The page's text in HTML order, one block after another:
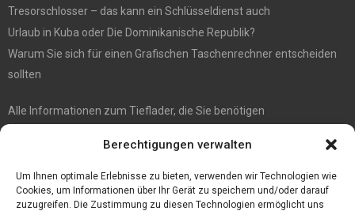
Berechtigungen verwalten
Um Ihnen optimale Erlebnisse zu bieten, verwenden wir Technologien wie
Cookies, um Informationen über Ihr Gerät zu speichern und/oder darauf
zuzugreifen. Die Zustimmung zu diesen Technologien ermöglicht uns
Tresorschlosser – das kann ein Schlüsseldienst auch
Urlaub in Kuba oder Die Dominikanische Republik?
Warum Sie sich für einen Grafischen Taschenrechner entscheiden
sollten
Alle Informationen zum Tieflader, die Sie benötigen
Die Kerbl Taon X Bremsenfalle für jeden Pferdehalter
Die Moderne Welle: Kommunionkleider Modern